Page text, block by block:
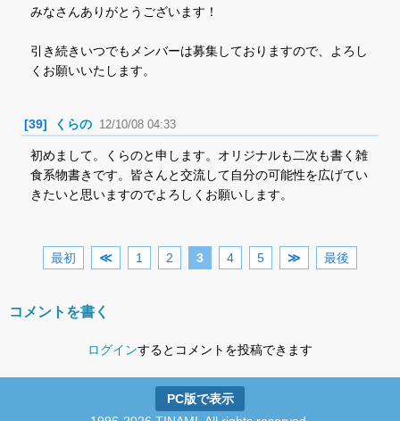
みなさんありがとうございます！
引き続きいつでもメンバーは募集しておりますので、よろし
くお願いいたします。
[39] くらの 12/10/08 04:33
初めまして。くらのと申します。オリジナルも二次も書く雑
食系物書きです。皆さんと交流して自分の可能性を広げてい
きたいと思いますのでよろしくお願いします。
最初 ≪ 1 2 3 4 5 ≫ 最後
コメントを書く
ログインするとコメントを投稿できます
PC版で表示